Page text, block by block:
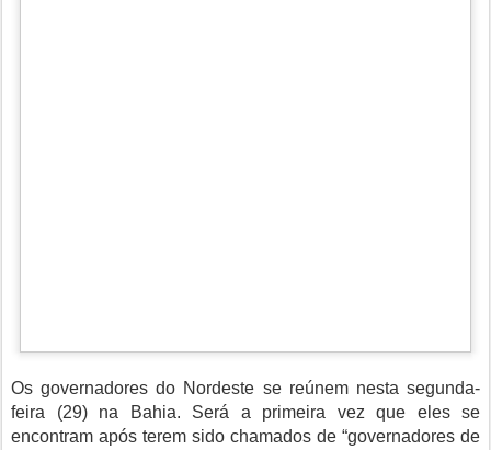
Os governadores do Nordeste se reúnem nesta segunda-
feira (29) na Bahia. Será a primeira vez que eles se
encontram após terem sido chamados de “governadores de